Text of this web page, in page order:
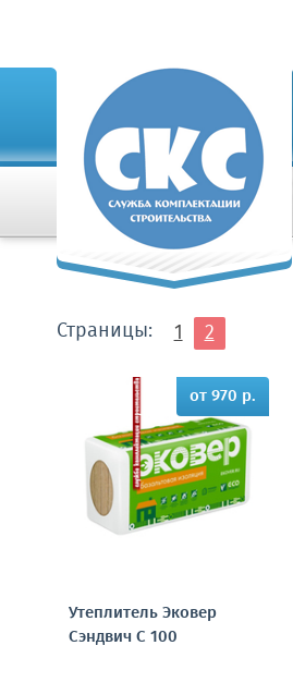
Страницы: 1 2
от 970 р.
Утеплитель Эковер
Сэндвич С 100